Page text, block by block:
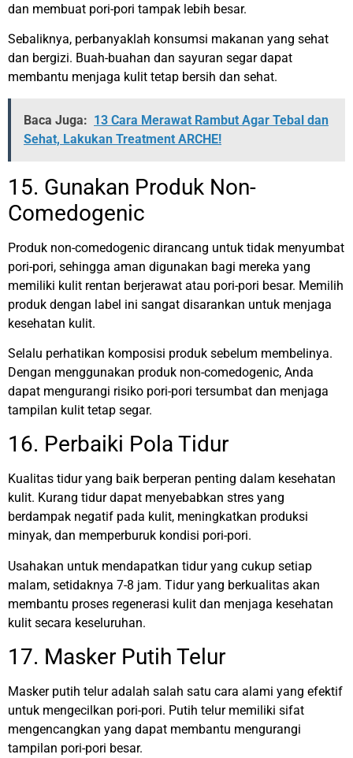
dan membuat pori-pori tampak lebih besar.
Sebaliknya, perbanyaklah konsumsi makanan yang sehat
dan bergizi. Buah-buahan dan sayuran segar dapat
membantu menjaga kulit tetap bersih dan sehat.
Baca Juga: 13 Cara Merawat Rambut Agar Tebal dan
Sehat, Lakukan Treatment ARCHE!
15. Gunakan Produk Non-
Comedogenic
Produk non-comedogenic dirancang untuk tidak menyumbat
pori-pori, sehingga aman digunakan bagi mereka yang
memiliki kulit rentan berjerawat atau pori-pori besar. Memilih
produk dengan label ini sangat disarankan untuk menjaga
kesehatan kulit.
Selalu perhatikan komposisi produk sebelum membelinya.
Dengan menggunakan produk non-comedogenic, Anda
dapat mengurangi risiko pori-pori tersumbat dan menjaga
tampilan kulit tetap segar.
16. Perbaiki Pola Tidur
Kualitas tidur yang baik berperan penting dalam kesehatan
kulit. Kurang tidur dapat menyebabkan stres yang
berdampak negatif pada kulit, meningkatkan produksi
minyak, dan memperburuk kondisi pori-pori.
Usahakan untuk mendapatkan tidur yang cukup setiap
malam, setidaknya 7-8 jam. Tidur yang berkualitas akan
membantu proses regenerasi kulit dan menjaga kesehatan
kulit secara keseluruhan.
17. Masker Putih Telur
Masker putih telur adalah salah satu cara alami yang efektif
untuk mengecilkan pori-pori. Putih telur memiliki sifat
mengencangkan yang dapat membantu mengurangi
tampilan pori-pori besar.